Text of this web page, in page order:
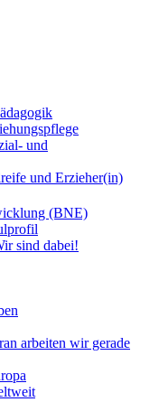
und
und Erzieher(in)
(BNE)
sind dabei!
arbeiten wir gerade